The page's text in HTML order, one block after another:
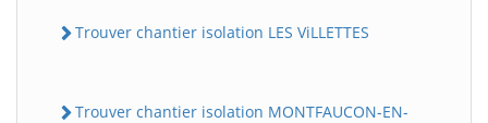
Trouver chantier isolation LES ViLLETTES
Trouver chantier isolation MONTFAUCON-EN-